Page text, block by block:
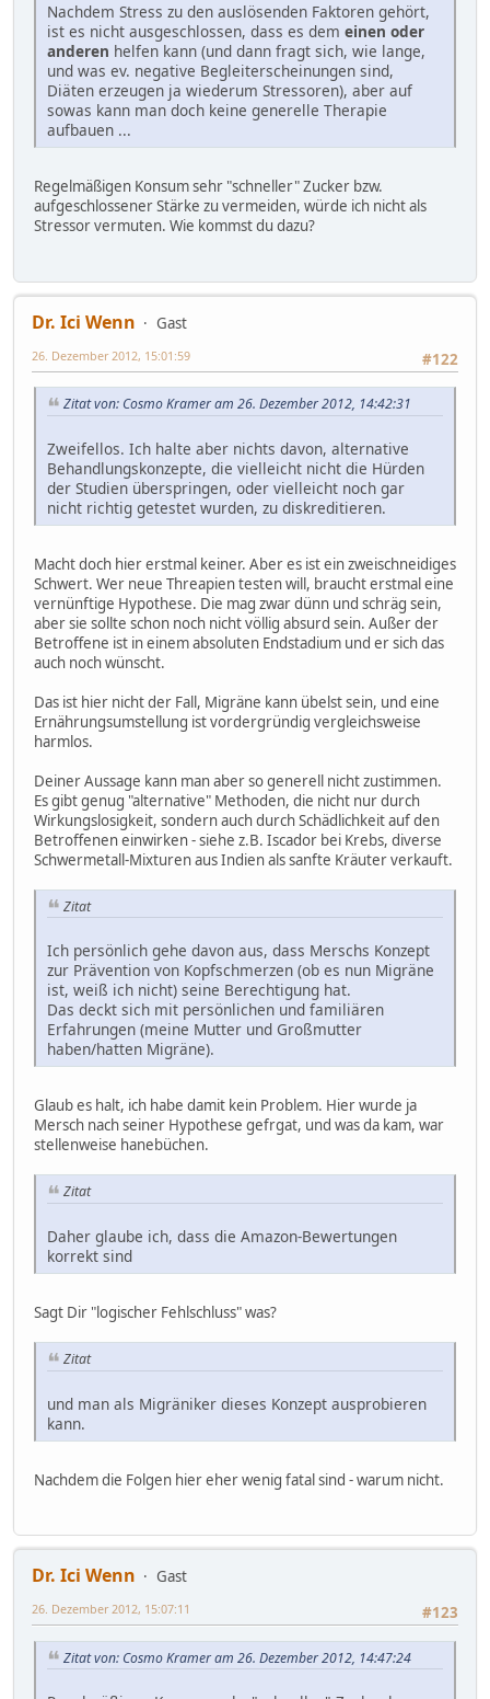
Nachdem Stress zu den auslösenden Faktoren gehört,
ist es nicht ausgeschlossen, dass es dem einen oder
anderen helfen kann (und dann fragt sich, wie lange,
und was ev. negative Begleiterscheinungen sind,
Diäten erzeugen ja wiederum Stressoren), aber auf
sowas kann man doch keine generelle Therapie
aufbauen ...
Regelmäßigen Konsum sehr "schneller" Zucker bzw.
aufgeschlossener Stärke zu vermeiden, würde ich nicht als
Stressor vermuten. Wie kommst du dazu?
Dr. Ici Wenn
Gast
#122
26. Dezember 2012, 15:01:59
Zitat von: Cosmo Kramer am 26. Dezember 2012, 14:42:31
Zweifellos. Ich halte aber nichts davon, alternative
Behandlungskonzepte, die vielleicht nicht die Hürden
der Studien überspringen, oder vielleicht noch gar
nicht richtig getestet wurden, zu diskreditieren.
Macht doch hier erstmal keiner. Aber es ist ein zweischneidiges
Schwert. Wer neue Threapien testen will, braucht erstmal eine
vernünftige Hypothese. Die mag zwar dünn und schräg sein,
aber sie sollte schon noch nicht völlig absurd sein. Außer der
Betroffene ist in einem absoluten Endstadium und er sich das
auch noch wünscht.
Das ist hier nicht der Fall, Migräne kann übelst sein, und eine
Ernährungsumstellung ist vordergründig vergleichsweise
harmlos.
Deiner Aussage kann man aber so generell nicht zustimmen.
Es gibt genug "alternative" Methoden, die nicht nur durch
Wirkungslosigkeit, sondern auch durch Schädlichkeit auf den
Betroffenen einwirken - siehe z.B. Iscador bei Krebs, diverse
Schwermetall-Mixturen aus Indien als sanfte Kräuter verkauft.
Zitat
Ich persönlich gehe davon aus, dass Merschs Konzept
zur Prävention von Kopfschmerzen (ob es nun Migräne
ist, weiß ich nicht) seine Berechtigung hat.
Das deckt sich mit persönlichen und familiären
Erfahrungen (meine Mutter und Großmutter
haben/hatten Migräne).
Glaub es halt, ich habe damit kein Problem. Hier wurde ja
Mersch nach seiner Hypothese gefrgat, und was da kam, war
stellenweise hanebüchen.
Zitat
Daher glaube ich, dass die Amazon-Bewertungen
korrekt sind
Sagt Dir "logischer Fehlschluss" was?
Zitat
und man als Migräniker dieses Konzept ausprobieren
kann.
Nachdem die Folgen hier eher wenig fatal sind - warum nicht.
Dr. Ici Wenn
Gast
#123
26. Dezember 2012, 15:07:11
Zitat von: Cosmo Kramer am 26. Dezember 2012, 14:47:24